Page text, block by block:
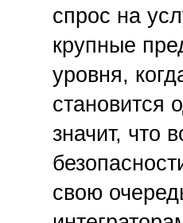
спрос на
крупные
уровня,
становится
значит, что
свою